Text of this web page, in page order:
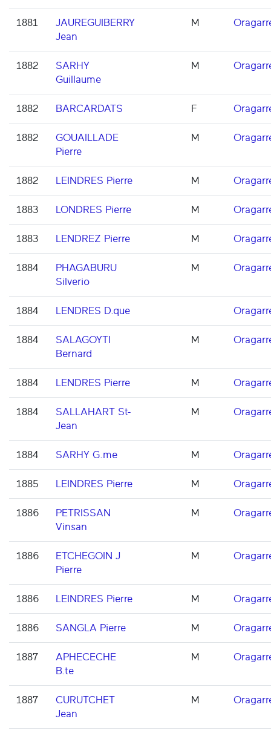
1881
JAUREGUIBERRY
Jean
M
1882
SARHY
Guillaume
M
1882 BARCARDATS F
1882
GOUAILLADE
Pierre
M
1882 LEINDRES Pierre M
1883 LONDRES Pierre M
1883 LENDREZ Pierre M
1884
PHAGABURU
Silverio
M
1884 LENDRES D.que
1884
SALAGOYTI
Bernard
M
1884 LENDRES Pierre M
1884
SALLAHART St-
Jean
M
1884 SARHY G.me M
1885 LEINDRES Pierre M
1886
PETRISSAN
Vinsan
M
1886
ETCHEGOIN J
Pierre
M
1886 LEINDRES Pierre M
1886 SANGLA Pierre M
1887
APHECECHE
B.te
M
1887
CURUTCHET
Jean
M